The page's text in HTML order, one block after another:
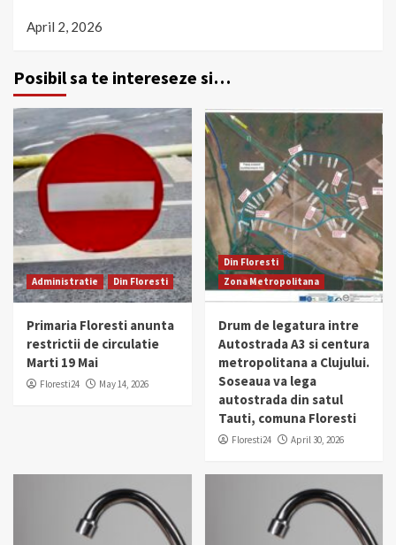
April 2, 2026
Posibil sa te intereseze si…
Administratie Din Floresti
Primaria Floresti anunta
restrictii de circulatie
Marti 19 Mai
Floresti24 May 14, 2026
Din Floresti
Zona Metropolitana
Drum de legatura intre
Autostrada A3 si centura
metropolitana a Clujului.
Soseaua va lega
autostrada din satul
Tauti, comuna Floresti
Floresti24 April 30, 2026